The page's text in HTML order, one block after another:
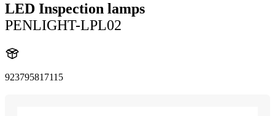
LED Inspection lamps
PENLIGHT-LPL02
923795817115